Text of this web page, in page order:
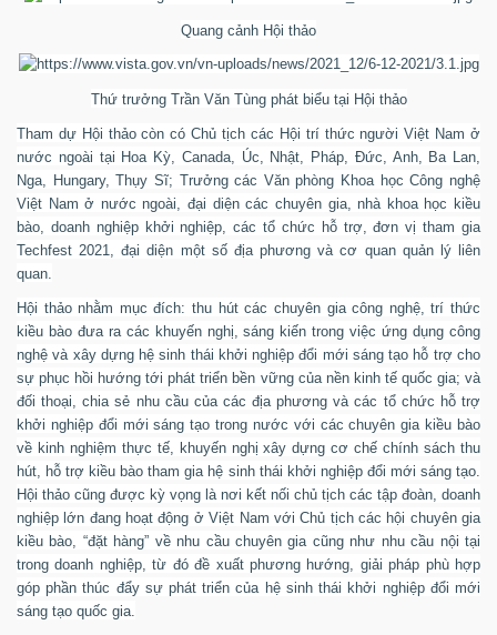
Quang cảnh Hội thảo
Thứ trưởng Trần Văn Tùng phát biểu tại Hội thảo
Tham dự Hội thảo còn có Chủ tịch các Hội trí thức người Việt Nam ở
nước ngoài tại Hoa Kỳ, Canada, Úc, Nhật, Pháp, Đức, Anh, Ba Lan,
Nga, Hungary, Thụy Sĩ; Trưởng các Văn phòng Khoa học Công nghệ
Việt Nam ở nước ngoài, đại diện các chuyên gia, nhà khoa học kiều
bào, doanh nghiệp khởi nghiệp, các tổ chức hỗ trợ, đơn vị tham gia
Techfest 2021, đại diện một số địa phương và cơ quan quản lý liên
quan.
Hội thảo nhằm mục đích: thu hút các chuyên gia công nghệ, trí thức
kiều bào đưa ra các khuyến nghị, sáng kiến trong việc ứng dụng công
nghệ và xây dựng hệ sinh thái khởi nghiệp đổi mới sáng tạo hỗ trợ cho
sự phục hồi hướng tới phát triển bền vững của nền kinh tế quốc gia; và
đối thoại, chia sẻ nhu cầu của các địa phương và các tổ chức hỗ trợ
khởi nghiệp đổi mới sáng tạo trong nước với các chuyên gia kiều bào
về kinh nghiệm thực tế, khuyến nghị xây dựng cơ chế chính sách thu
hút, hỗ trợ kiều bào tham gia hệ sinh thái khởi nghiệp đổi mới sáng tạo.
Hội thảo cũng được kỳ vọng là nơi kết nối chủ tịch các tập đoàn, doanh
nghiệp lớn đang hoạt động ở Việt Nam với Chủ tịch các hội chuyên gia
kiều bào, “đặt hàng” về nhu cầu chuyên gia cũng như nhu cầu nội tại
trong doanh nghiệp, từ đó đề xuất phương hướng, giải pháp phù hợp
góp phần thúc đẩy sự phát triển của hệ sinh thái khởi nghiệp đổi mới
sáng tạo quốc gia.